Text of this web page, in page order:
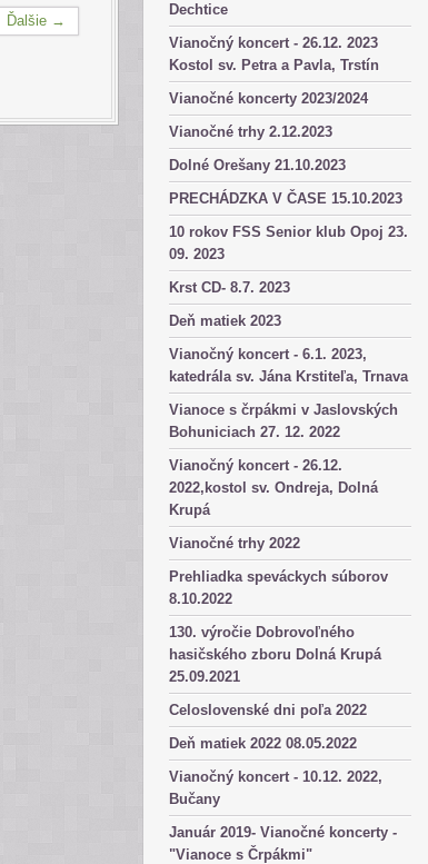
Dechtice
Vianočný koncert - 26.12. 2023
Kostol sv. Petra a Pavla, Trstín
Vianočné koncerty 2023/2024
Vianočné trhy 2.12.2023
Dolné Orešany 21.10.2023
PRECHÁDZKA V ČASE 15.10.2023
10 rokov FSS Senior klub Opoj 23.
09. 2023
Krst CD- 8.7. 2023
Deň matiek 2023
Vianočný koncert - 6.1. 2023,
katedrála sv. Jána Krstiteľa, Trnava
Vianoce s črpákmi v Jaslovských
Bohuniciach 27. 12. 2022
Vianočný koncert - 26.12.
2022,kostol sv. Ondreja, Dolná
Krupá
Vianočné trhy 2022
Prehliadka speváckych súborov
8.10.2022
130. výročie Dobrovoľného
hasičského zboru Dolná Krupá
25.09.2021
Celoslovenské dni poľa 2022
Deň matiek 2022 08.05.2022
Vianočný koncert - 10.12. 2022,
Bučany
Január 2019- Vianočné koncerty -
"Vianoce s Črpákmi"
Ďalšie →